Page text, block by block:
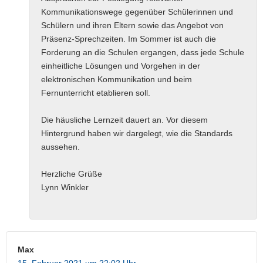
Kommunikationswege gegenüber Schülerinnen und
Schülern und ihren Eltern sowie das Angebot von
Präsenz-Sprechzeiten. Im Sommer ist auch die
Forderung an die Schulen ergangen, dass jede Schule
einheitliche Lösungen und Vorgehen in der
elektronischen Kommunikation und beim
Fernunterricht etablieren soll.
Die häusliche Lernzeit dauert an. Vor diesem
Hintergrund haben wir dargelegt, wie die Standards
aussehen.
Herzliche Grüße
Lynn Winkler
Max